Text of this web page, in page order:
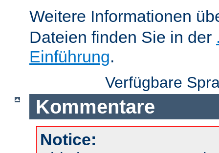
Weitere Informationen
Dateien finden Sie in der
Einführung.
Verfügbare
Kommentare
Notice: